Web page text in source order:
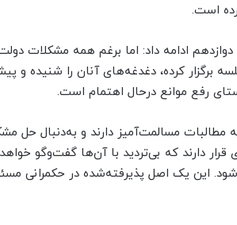
است.
ادامه داد: اما برغم همه مشکلات
برگزار کرده، دغدغه‌های آنان را شنیده و
رفع موانع درحال اهتمام است.
مطالبات مسالمت‌آمیز دارند و به‌دنبال حل
دارند که بی‌تردید با آن‌ها گفت‌وگو
این یک اصل پذیرفته‌شده در حکمرانی